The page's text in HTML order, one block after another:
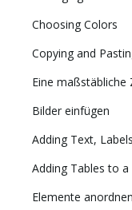
Choosing Colors
Copying and
Eine maßstäbliche
Bilder einfügen
Adding Text,
Adding Tables to
Elemente